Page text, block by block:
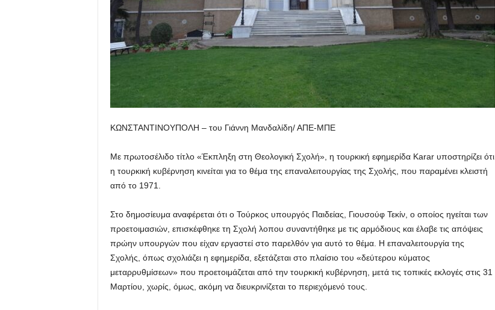
ΚΩΝΣΤΑΝΤΙΝΟΥΠΟΛΗ – του Γιάννη Μανδαλίδη/ ΑΠΕ-ΜΠΕ
Με πρωτοσέλιδο τίτλο «Έκπληξη στη Θεολογική Σχολή», η τουρκική εφημερίδα Karar υποστηρίζει ότι
η τουρκική κυβέρνηση κινείται για το θέμα της επαναλειτουργίας της Σχολής, που παραμένει κλειστή
από το 1971.
Στο δημοσίευμα αναφέρεται ότι ο Τούρκος υπουργός Παιδείας, Γιουσούφ Τεκίν, ο οποίος ηγείται των
προετοιμασιών, επισκέφθηκε τη Σχολή λοπου συναντήθηκε με τις αρμόδιους και έλαβε τις απόψεις
πρώην υπουργών που είχαν εργαστεί στο παρελθόν για αυτό το θέμα. Η επαναλειτουργία της
Σχολής, όπως σχολιάζει η εφημερίδα, εξετάζεται στο πλαίσιο του «δεύτερου κύματος
μεταρρυθμίσεων» που προετοιμάζεται από την τουρκική κυβέρνηση, μετά τις τοπικές εκλογές στις 31
Μαρτίου, χωρίς, όμως, ακόμη να διευκρινίζεται το περιεχόμενό τους.